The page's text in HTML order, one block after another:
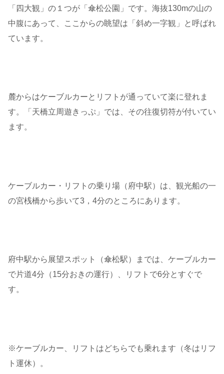
「四大観」の１つが「傘松公園」です。海抜130mの山の
中腹にあって、ここからの眺望は「斜め一字観」と呼ばれ
ています。
麓からはケーブルカーとリフトが通っていて楽に登れま
す。「天橋立周遊きっぷ」では、その往復切符が付いてい
ます。
ケーブルカー・リフトの乗り場（府中駅）は、観光船の一
の宮桟橋から歩いて3，4分のところにあります。
府中駅から展望スポット（傘松駅）までは、ケーブルカー
で片道4分（15分おきの運行）、リフトで6分とすぐで
す。
※ケーブルカー、リフトはどちらでも乗れます（冬はリフ
ト運休）。